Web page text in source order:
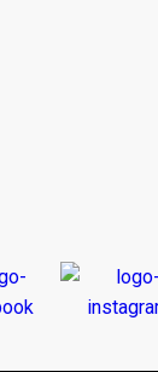
| Last Name